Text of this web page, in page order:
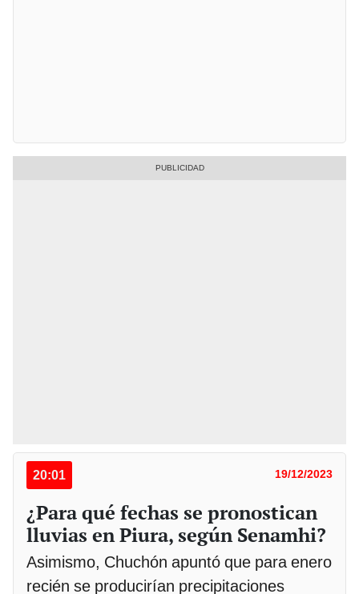
20:01 19/12/2023
¿Para qué fechas se pronostican
lluvias en Piura, según Senamhi?
Asimismo, Chuchón apuntó que para enero
recién se producirían precipitaciones